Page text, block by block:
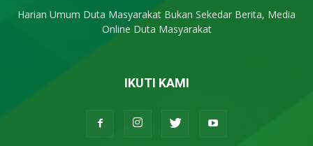
Harian Umum Duta Masyarakat Bukan Sekedar Berita, Media
Online Duta Masyarakat
IKUTI KAMI